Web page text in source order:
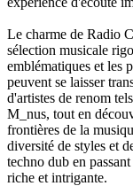
Le charme de Radio
sélection musicale
emblématiques et les
peuvent se laisser
d'artistes de renom
M_nus, tout en
frontières de la
diversité de styles et
techno dub en
riche et intrigante.